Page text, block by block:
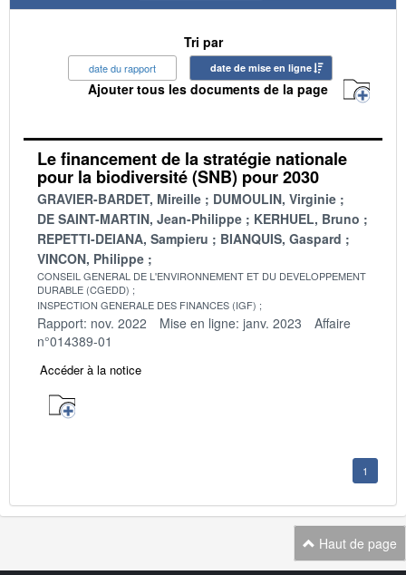
Tri par
date du rapport date de mise en ligne
Ajouter tous les documents de la page
Le financement de la stratégie nationale
pour la biodiversité (SNB) pour 2030
GRAVIER-BARDET, Mireille
DUMOULIN, Virginie
DE SAINT-MARTIN, Jean-Philippe
KERHUEL, Bruno
REPETTI-DEIANA, Sampieru
BIANQUIS, Gaspard
VINCON, Philippe
CONSEIL GENERAL DE L'ENVIRONNEMENT ET DU DEVELOPPEMENT
DURABLE (CGEDD)
INSPECTION GENERALE DES FINANCES (IGF)
Rapport: nov. 2022 Mise en ligne: janv. 2023
Affaire
n°014389-01
Accéder à la notice
1
Haut de page